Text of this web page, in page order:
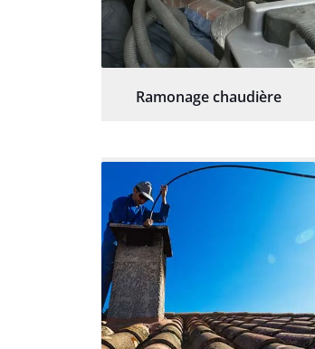
Ramonage chaudière